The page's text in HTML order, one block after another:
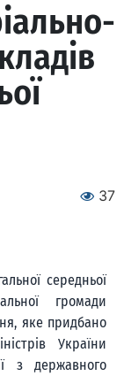
37
середньої
громади
яке придбано
України
з державного